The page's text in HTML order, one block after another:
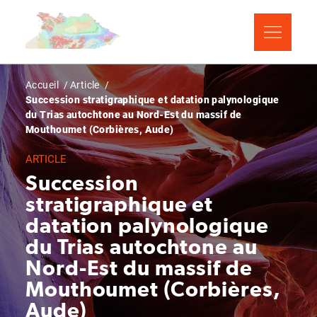
contenu
Fil
d'Ariane
Accueil
Article
Succession stratigraphique et datation palynologique
du Trias autochtone au Nord-Est du massif de
Mouthoumet (Corbières, Aude)
ARTICLE
Succession
stratigraphique et
datation palynologique
du Trias autochtone au
Nord-Est du massif de
Mouthoumet (Corbières,
Aude)